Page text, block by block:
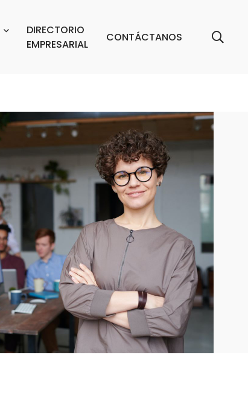
DIRECTORIO
EMPRESARIAL
CONTÁCTANOS